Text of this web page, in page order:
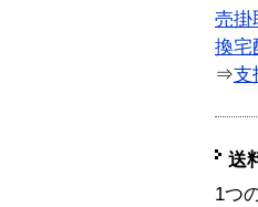
売掛
換宅
⇒支
送
1つ